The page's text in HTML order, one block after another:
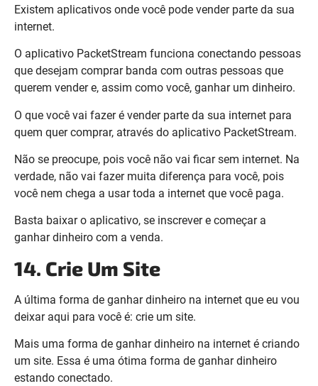
Existem aplicativos onde você pode vender parte da sua
internet.
O aplicativo PacketStream funciona conectando pessoas
que desejam comprar banda com outras pessoas que
querem vender e, assim como você, ganhar um dinheiro.
O que você vai fazer é vender parte da sua internet para
quem quer comprar, através do aplicativo PacketStream.
Não se preocupe, pois você não vai ficar sem internet. Na
verdade, não vai fazer muita diferença para você, pois
você nem chega a usar toda a internet que você paga.
Basta baixar o aplicativo, se inscrever e começar a
ganhar dinheiro com a venda.
14. Crie Um Site
A última forma de ganhar dinheiro na internet que eu vou
deixar aqui para você é: crie um site.
Mais uma forma de ganhar dinheiro na internet é criando
um site. Essa é uma ótima forma de ganhar dinheiro
estando conectado.